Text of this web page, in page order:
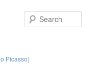
Picasso)